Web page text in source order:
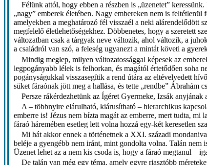
Félünk attól, hogy ebben a részben is „üzenetet”
„nagy” emberek életében. Nagy embereken nem is
amelyekben a meghatározó fél visszaél a neki alárendelődött
megfelelő életlehetőségekhez. Döbbenetes, hogy a szeretett
változatban csak a tárgyak neve változik, ahol változik, a
a családról van szó, a feleség ugyanezt a mintát követi a
Mindig meglep, milyen változatossággal képesek az
legpogányabb lélek is felhorkan, és magától értetődően soha
pogányságukkal visszasegítik a rend útára az eltévelyedett
süket fáraónak jött meg a hallása, és tette „rendbe” Ábrahám
Persze rákérdezhetünk az Ígéret Gyermeke, Izsák
A – többnyire elárulható, kiárusítható – hierarchikus
emberre is! Jézus nem bízta magát az emberre, mert tudta,
fáraó háremében esetleg lett volna hozzá egy-két keresetlen
Mi hát akkor ennek a történetnek a XXI. századi
beléje a gyengébb nem iránt, mint gondolta volna. Talán nem
Üzenet lehet az a nem kis csoda is, hogy a fáraó megtanul –
De talán van még egy téma, amely egyre riasztóbb